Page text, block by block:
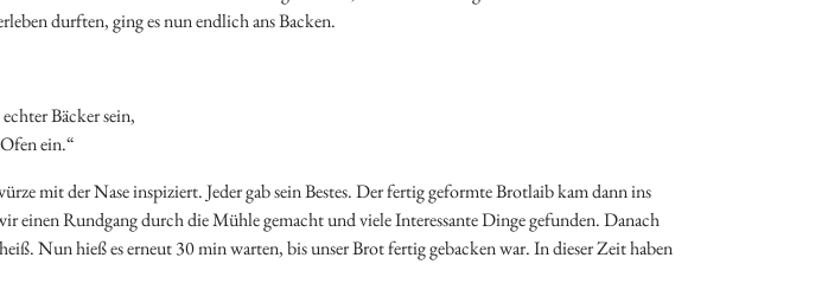
durften, ging es nun endlich ans Backen.
Bäcker sein,
ein.“
mit der Nase inspiziert. Jeder gab sein Bestes. Der fertig geformte Brotlaib kam dann ins
Rundgang durch die Mühle gemacht und viele Interessante Dinge gefunden. Danach
Nun hieß es erneut 30 min warten, bis unser Brot fertig gebacken war. In dieser Zeit haben